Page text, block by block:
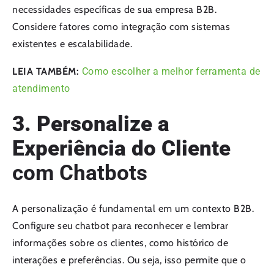
necessidades específicas de sua empresa B2B.
Considere fatores como integração com sistemas
existentes e escalabilidade.
LEIA TAMBÉM: Como escolher a melhor ferramenta de
atendimento
3. Personalize a
Experiência do Cliente
com Chatbots
A personalização é fundamental em um contexto B2B.
Configure seu chatbot para reconhecer e lembrar
informações sobre os clientes, como histórico de
interações e preferências. Ou seja, isso permite que o